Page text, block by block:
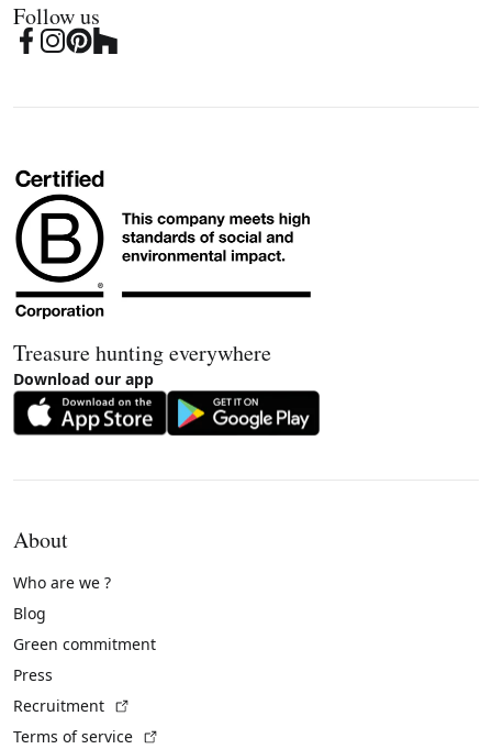
Follow us
Treasure hunting everywhere
Download our app
About
Who are we ?
Blog
Green commitment
Press
Recruitment
Terms of service